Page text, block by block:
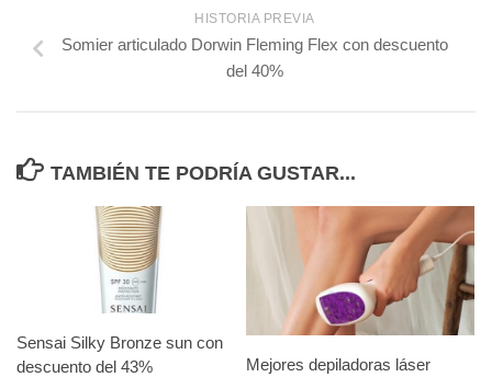
HISTORIA PREVIA
Somier articulado Dorwin Fleming Flex con descuento
del 40%
TAMBIÉN TE PODRÍA GUSTAR...
Sensai Silky Bronze sun con
descuento del 43%
Mejores depiladoras láser